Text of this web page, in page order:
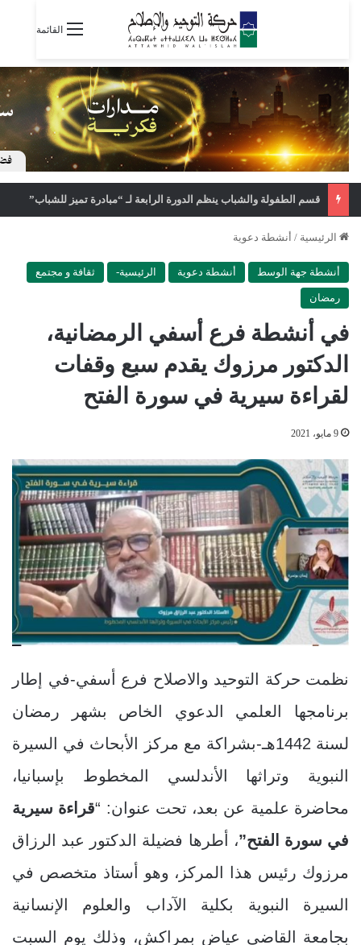
القائمة
قسم الطفولة والشباب ينظم الدورة الرابعة لـ “مبادرة تميز للشباب”
الرئيسية / أنشطة دعوية
أنشطة جهة الوسط أنشطة دعوية الرئيسية- ثقافة و مجتمع
رمضان
في أنشطة فرع أسفي الرمضانية،
الدكتور مرزوك يقدم سبع وقفات
لقراءة سيرية في سورة الفتح
9 مايو، 2021
نظمت حركة التوحيد والاصلاح فرع أسفي-في إطار
برنامجها العلمي الدعوي الخاص بشهر رمضان
لسنة 1442هـ-بشراكة مع مركز الأبحاث في السيرة
النبوية وتراثها الأندلسي المخطوط بإسبانيا،
محاضرة علمية عن بعد، تحت عنوان: “قراءة سيرية
في سورة الفتح”، أطرها فضيلة الدكتور عبد الرزاق
مرزوك رئيس هذا المركز، وهو أستاذ متخصص في
السيرة النبوية بكلية الآداب والعلوم الإنسانية
بجامعة القاضي عياض بمراكش، وذلك يوم السبت